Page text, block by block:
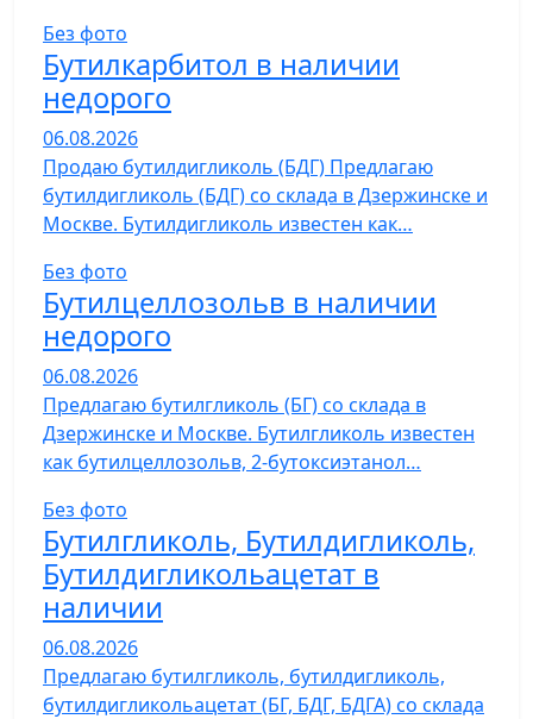
Без фото
Бутилкарбитол в наличии
недорого
06.08.2026
Продаю бутилдигликоль (БДГ) Предлагаю
бутилдигликоль (БДГ) со склада в Дзержинске и
Москве. Бутилдигликоль известен как…
Без фото
Бутилцеллозольв в наличии
недорого
06.08.2026
Предлагаю бутилгликоль (БГ) со склада в
Дзержинске и Москве. Бутилгликоль известен
как бутилцеллозольв, 2-бутоксиэтанол…
Без фото
Бутилгликоль, Бутилдигликоль,
Бутилдигликольацетат в
наличии
06.08.2026
Предлагаю бутилгликоль, бутилдигликоль,
бутилдигликольацетат (БГ, БДГ, БДГА) со склада